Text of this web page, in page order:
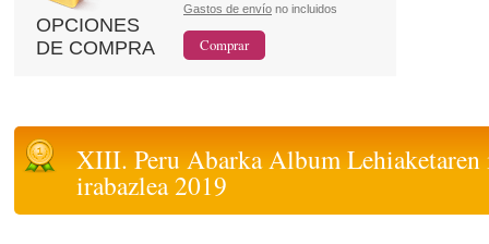
OPCIONES
DE COMPRA
Gastos de envío no incluidos
XIII. Peru Abarka Album Lehiaketaren
irabazlea 2019